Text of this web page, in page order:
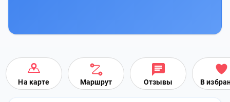
На карте Маршрут Отзывы В